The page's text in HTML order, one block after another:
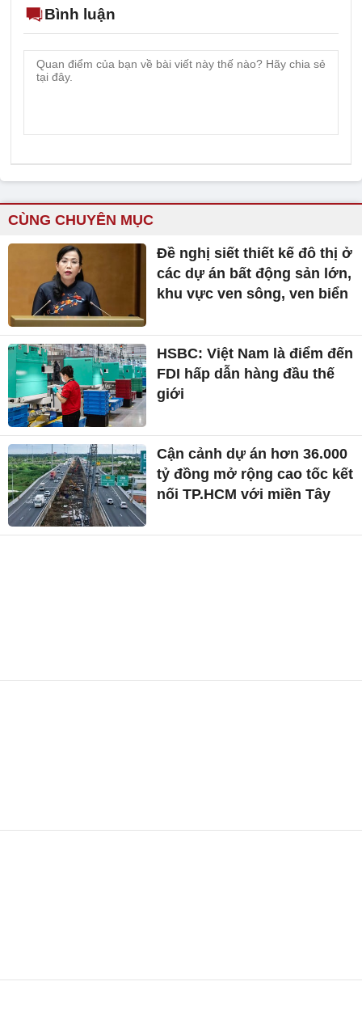
Bình luận
CÙNG CHUYÊN MỤC
Đề nghị siết thiết kế đô thị ở
các dự án bất động sản lớn,
khu vực ven sông, ven biển
HSBC: Việt Nam là điểm đến
FDI hấp dẫn hàng đầu thế
giới
Cận cảnh dự án hơn 36.000
tỷ đồng mở rộng cao tốc kết
nối TP.HCM với miền Tây